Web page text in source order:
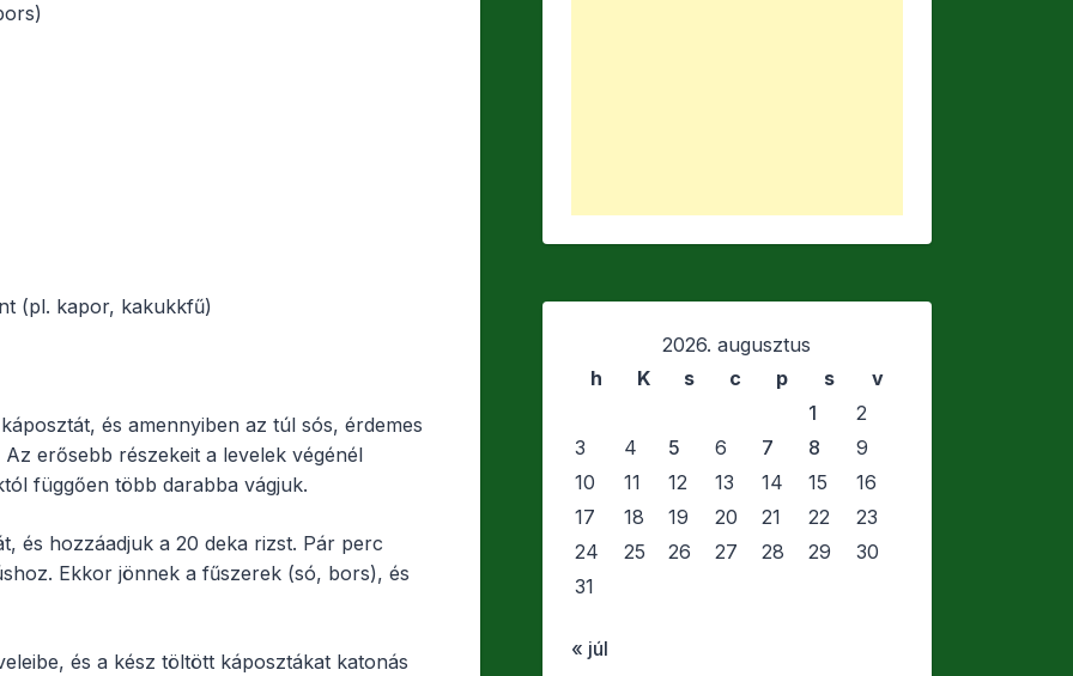
(pl. kapor, kakukkfű)
és amennyiben az túl sós, érdemes
erősebb részekeit a levelek végénél
függően több darabba vágjuk.
és hozzáadjuk a 20 deka rizst. Pár perc
Ekkor jönnek a fűszerek (só, bors), és
és a kész töltött káposztákat katonás
2026. augusztus
h
K s c p s
v
1
2
3
4 5 6 7 8
9
10
11 12 13 14 15
16
17
18 19 20 21 22
23
24
25 26 27 28 29
30
31
« júl